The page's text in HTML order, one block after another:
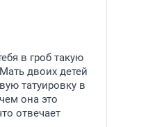
в гроб такую
двоих детей
татуировку в
она это
отвечает